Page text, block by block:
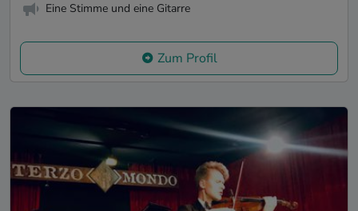
Eine Stimme und eine Gitarre
Zum Profil